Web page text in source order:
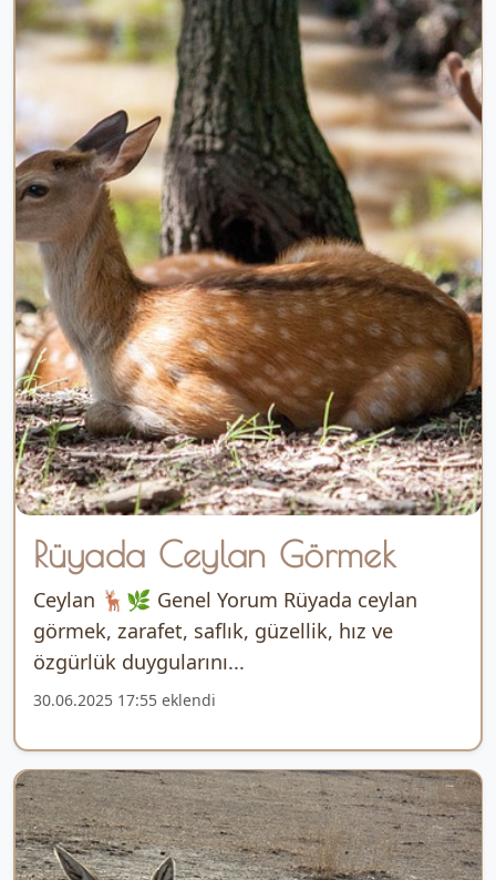
Rüyada Ceylan Görmek
Ceylan 🦌🌿 Genel Yorum Rüyada ceylan
görmek, zarafet, saflık, güzellik, hız ve
özgürlük duygularını...
30.06.2025 17:55 eklendi